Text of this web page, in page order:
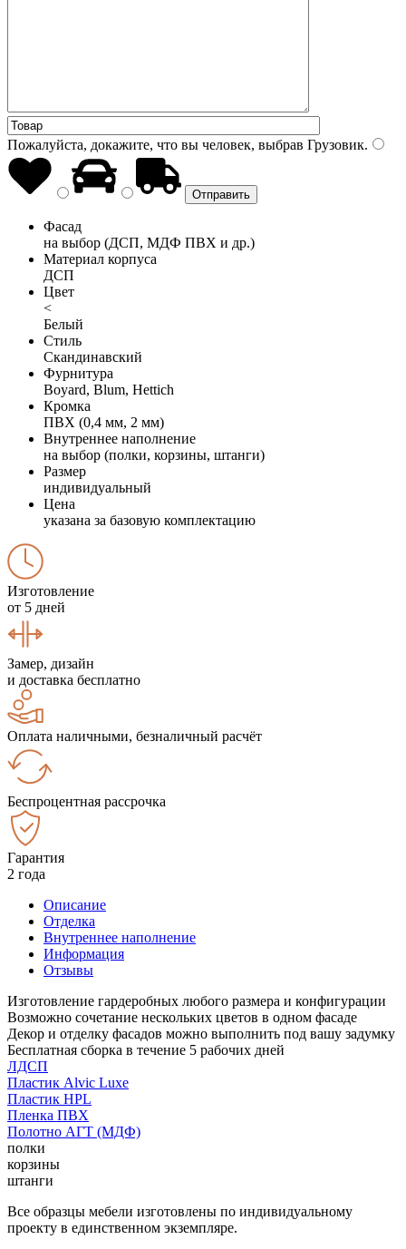
Пожалуйста, докажите, что вы человек, выбрав Грузовик.
Фасад
на выбор (ДСП, МДФ ПВХ и др.)
Материал корпуса
ДСП
Цвет
<
Белый
Стиль
Скандинавский
Фурнитура
Boyard, Blum, Hettich
Кромка
ПВХ (0,4 мм, 2 мм)
Внутреннее наполнение
на выбор (полки, корзины, штанги)
Размер
индивидуальный
Цена
указана за базовую комплектацию
Изготовление
от 5 дней
Замер, дизайн
и доставка бесплатно
Оплата наличными, безналичный расчёт
Беспроцентная рассрочка
Гарантия
2 года
Описание
Отделка
Внутреннее наполнение
Информация
Отзывы
Изготовление гардеробных любого размера и конфигурации
Возможно сочетание нескольких цветов в одном фасаде
Декор и отделку фасадов можно выполнить под вашу задумку
Бесплатная сборка в течение 5 рабочих дней
ЛДСП
Пластик Alvic Luxe
Пластик HPL
Пленка ПВХ
Полотно АГТ (МДФ)
полки
корзины
штанги
Все образцы мебели изготовлены по индивидуальному
проекту в единственном экземпляре.